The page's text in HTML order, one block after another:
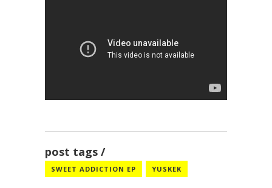
post tags
SWEET ADDICTION EP YUSKEK